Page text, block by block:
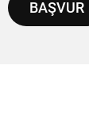
BAŞVUR